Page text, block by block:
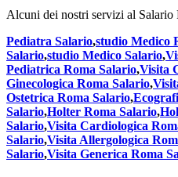
Alcuni dei nostri servizi al Salario
Pediatra Salario,studio Medico
Salario,studio Medico Salario,
Pediatrica Roma Salario,Visita
Ginecologica Roma Salario,
Ostetrica Roma Salario,
Salario,Holter Roma Salario,
Salario,Visita Cardiologica
Salario,Visita Allergologica
Salario,Visita Generica Roma